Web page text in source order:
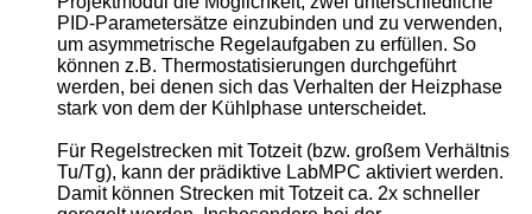
PID-Parametersätze einzubinden und zu verwenden,
um asymmetrische Regelaufgaben zu erfüllen. So
können z.B. Thermostatisierungen durchgeführt
werden, bei denen sich das Verhalten der Heizphase
stark von dem der Kühlphase unterscheidet.
Für Regelstrecken mit Totzeit (bzw. großem Verhältnis
Tu/Tg), kann der prädiktive LabMPC aktiviert werden.
Damit können Strecken mit Totzeit ca. 2x schneller